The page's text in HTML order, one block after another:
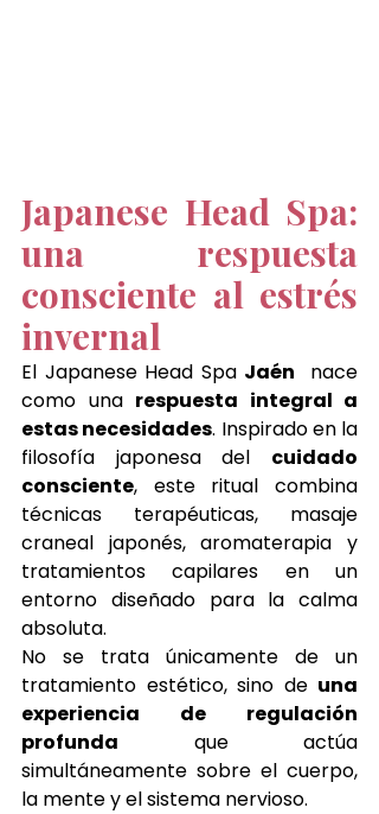
Japanese Head Spa:
una respuesta
consciente al estrés
invernal
El Japanese Head Spa Jaén
  nace
como una respuesta integral a
estas necesidades. Inspirado en la
filosofía japonesa del cuidado
consciente, este ritual combina
técnicas terapéuticas, masaje
craneal japonés, aromaterapia y
tratamientos capilares en un
entorno diseñado para la calma
absoluta.
No se trata únicamente de un
tratamiento estético, sino de una
experiencia de regulación
profunda que actúa
simultáneamente sobre el cuerpo,
la mente y el sistema nervioso.